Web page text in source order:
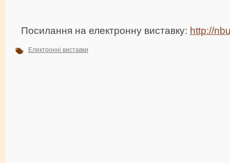
Посилання на електронну виставку: http://
Електронні виставки